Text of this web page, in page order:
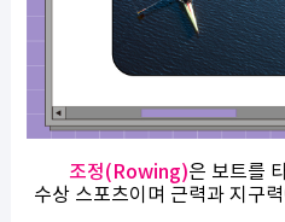
조정(Rowing)은 보트를
수상 스포츠이며 근력과 지구